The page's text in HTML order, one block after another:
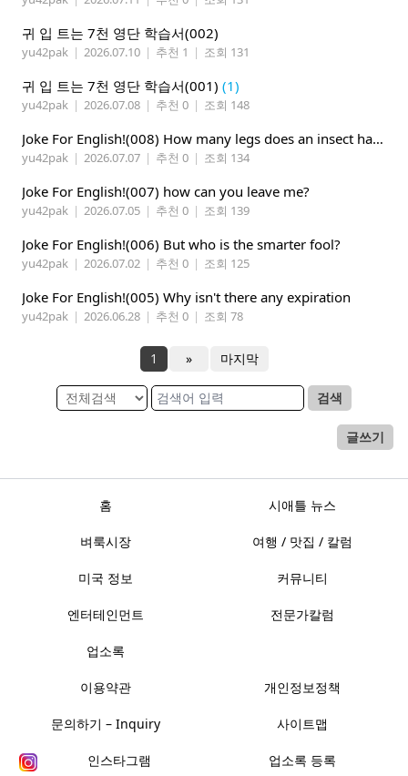
귀 입 트는 7천 영단 학습서(002)
yu42pak | 2026.07.10 | 추천 1 | 조회 131
귀 입 트는 7천 영단 학습서(001) (1)
yu42pak | 2026.07.08 | 추천 0 | 조회 148
Joke For English!(008) How many legs does an insect have?
yu42pak | 2026.07.07 | 추천 0 | 조회 134
Joke For English!(007) how can you leave me?
yu42pak | 2026.07.05 | 추천 0 | 조회 139
Joke For English!(006) But who is the smarter fool?
yu42pak | 2026.07.02 | 추천 0 | 조회 125
Joke For English!(005) Why isn't there any expiration
yu42pak | 2026.06.28 | 추천 0 | 조회 78
1 » 마지막
검색
글쓰기
홈 시애틀 뉴스
벼룩시장 여행 / 맛집 / 칼럼
미국 정보 커뮤니티
엔터테인먼트 전문가칼럼
업소록
이용약관 개인정보정책
문의하기 – Inquiry 사이트맵
인스타그램 업소록 등록